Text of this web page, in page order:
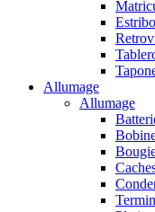
Allumage
Allumage